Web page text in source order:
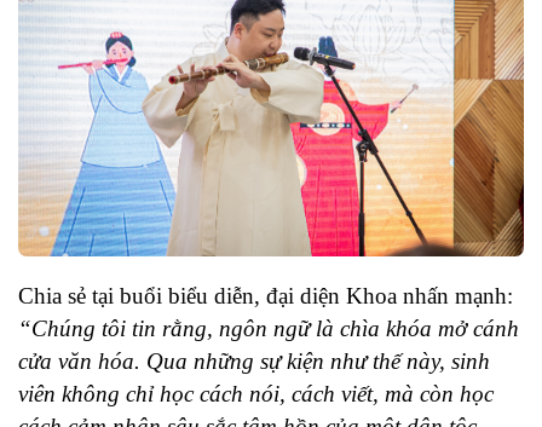
Chia sẻ tại buổi biểu diễn, đại diện Khoa nhấn mạnh:
“Chúng tôi tin rằng, ngôn ngữ là chìa khóa mở cánh
cửa văn hóa. Qua những sự kiện như thế này, sinh
viên không chỉ học cách nói, cách viết, mà còn học